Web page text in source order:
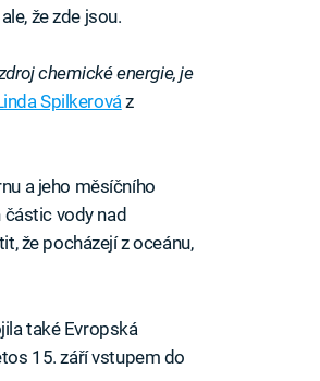
že zde jsou.
chemické energie, je
Spilkerováz
a jeho měsíčního
vody nad
že pocházejí z oceánu,
také Evropská
15. září vstupem do